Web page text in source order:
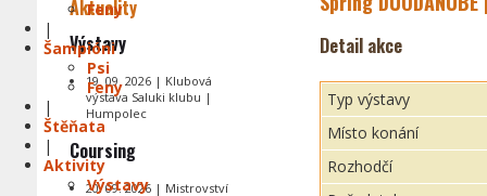
Feny
|
Šampióni
Psi
Feny
|
Štěňata
|
Aktivity
Výstavy
Detail akce
Typ výstavy
Místo konání
Rozhodčí
Aktuality
Výstavy
19. 09. 2026 | Klubová
výstava Saluki klubu |
Humpolec
Coursing
20. 09. 2026 | Mistrovství